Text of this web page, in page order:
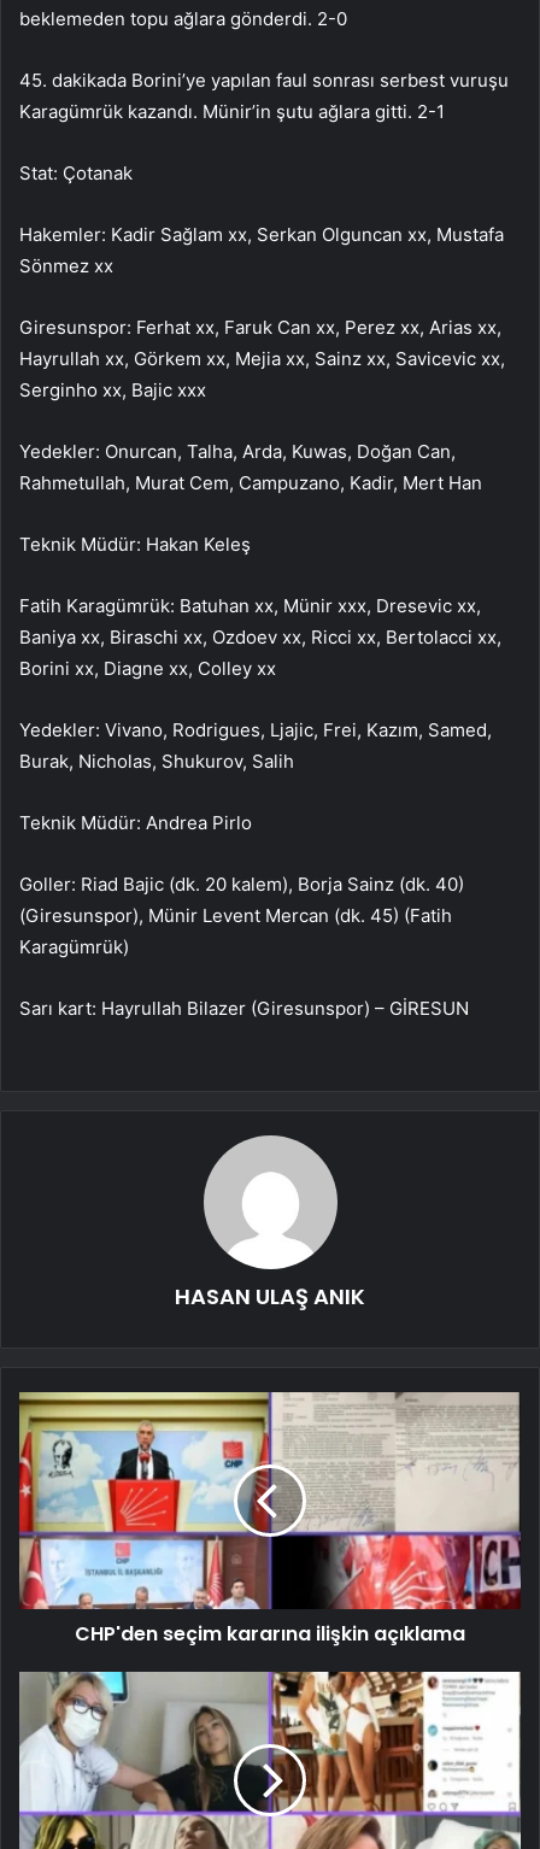
beklemeden topu ağlara gönderdi. 2-0
45. dakikada Borini’ye yapılan faul sonrası serbest vuruşu
Karagümrük kazandı. Münir’in şutu ağlara gitti. 2-1
Stat: Çotanak
Hakemler: Kadir Sağlam xx, Serkan Olguncan xx, Mustafa
Sönmez xx
Giresunspor: Ferhat xx, Faruk Can xx, Perez xx, Arias xx,
Hayrullah xx, Görkem xx, Mejia xx, Sainz xx, Savicevic xx,
Serginho xx, Bajic xxx
Yedekler: Onurcan, Talha, Arda, Kuwas, Doğan Can,
Rahmetullah, Murat Cem, Campuzano, Kadir, Mert Han
Teknik Müdür: Hakan Keleş
Fatih Karagümrük: Batuhan xx, Münir xxx, Dresevic xx,
Baniya xx, Biraschi xx, Ozdoev xx, Ricci xx, Bertolacci xx,
Borini xx, Diagne xx, Colley xx
Yedekler: Vivano, Rodrigues, Ljajic, Frei, Kazım, Samed,
Burak, Nicholas, Shukurov, Salih
Teknik Müdür: Andrea Pirlo
Goller: Riad Bajic (dk. 20 kalem), Borja Sainz (dk. 40)
(Giresunspor), Münir Levent Mercan (dk. 45) (Fatih
Karagümrük)
Sarı kart: Hayrullah Bilazer (Giresunspor) – GİRESUN
HASAN ULAŞ ANIK
CHP'den seçim kararına ilişkin açıklama